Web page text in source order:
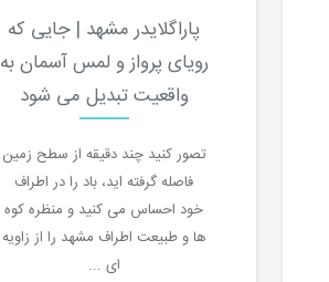
پاراگلایدر مشهد | جایی که
رویای پرواز و لمس آسمان به
واقعیت تبدیل می شود
تصور کنید چند دقیقه از سطح زمین
فاصله گرفته اید، باد را در اطراف
خود احساس می کنید و منظره کوه
ها و طبیعت اطراف مشهد را از زاویه
ای ...